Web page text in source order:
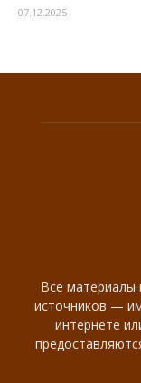
07.12.2025
Все материалы
источников —
интернете